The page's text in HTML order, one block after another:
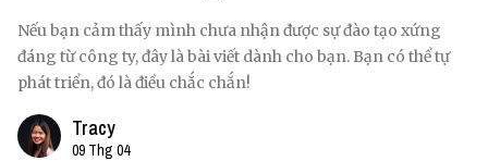
Nếu bạn cảm thấy mình chưa nhận được sự đào tạo xứng
đáng từ công ty, đây là bài viết dành cho bạn. Bạn có thể tự
phát triển, đó là điều chắc chắn!
Tracy
09 Thg 04